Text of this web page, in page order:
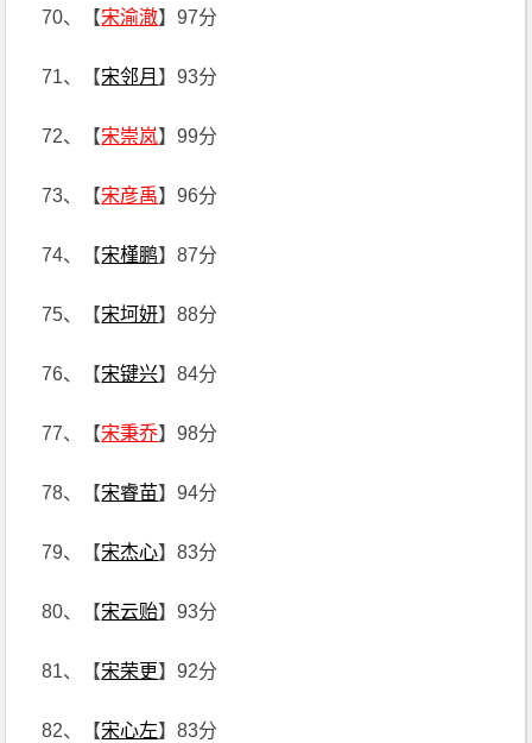
70、【宋渝澈】97分
71、【宋邻月 】93分
72、【宋崇岚】99分
73、【宋彦禹】96分
74、【宋槿鹏】87分
75、【宋坷妍】88分
76、【宋键兴】84分
77、【宋秉乔】98分
78、【宋睿苗】94分
79、【宋杰心】83分
80、【宋云贻】93分
81、【宋荣更 】92分
82、【宋心左】83分